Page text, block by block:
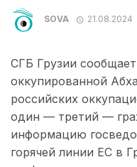
SOVA 21.08.2024
СГБ Грузии
оккупированной
российских
один — третий —
информацию
горячей линии ЕС в